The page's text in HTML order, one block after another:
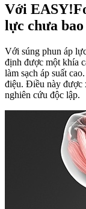
Với
lực chưa
Với súng phun áp
định được một khía
làm sạch áp suất
điệu. Điều này được
nghiên cứu độc lập.